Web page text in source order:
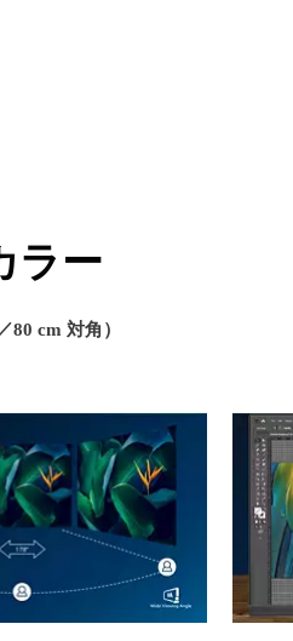
ラー
80 cm 対角）